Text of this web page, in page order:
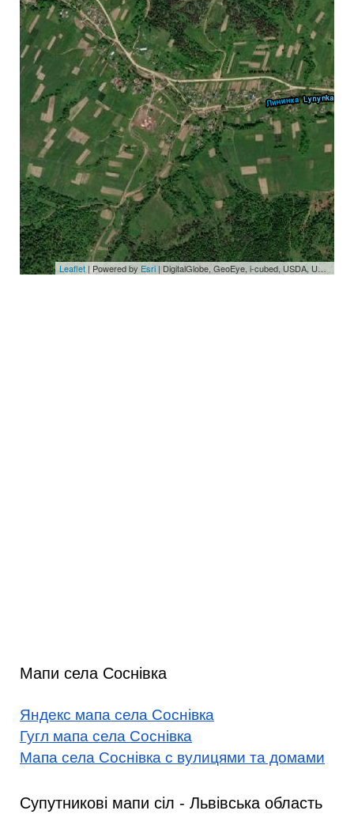
Leaflet | Powered by Esri | DigitalGlobe, GeoEye, i-cubed, USDA, USGS, AEX, Getmapping, Aerogrid, IGN, IGP, swisstopo, and the GIS User Community
Мапи села Соснівка
Яндекс мапа села Соснівка
Гугл мапа села Соснівка
Мапа села Соснівка с вулицями та домами
Супутникові мапи сіл - Львівська область